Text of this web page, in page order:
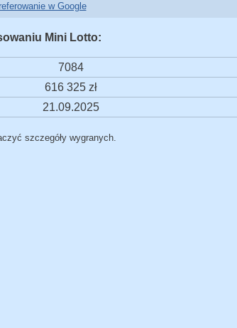
w Google
Mini Lotto:
7084
616 325 zł
21.09.2025
szczegóły wygranych.